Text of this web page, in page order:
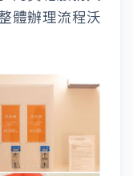
體辦理流程沃